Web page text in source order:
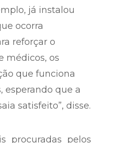
já instalou
ocorra
reforçar o
médicos, os
que funciona
esperando que a
satisfeito”, disse.
procuradas pelos